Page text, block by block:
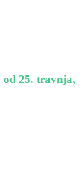
od 25. travnja,